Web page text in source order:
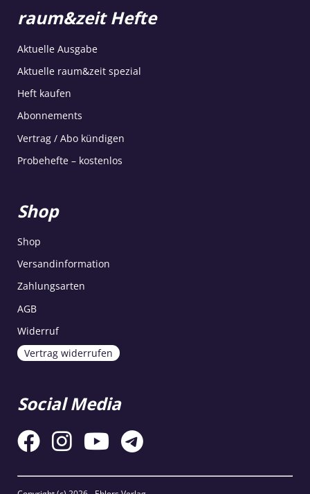
raum&zeit Hefte
Aktuelle Ausgabe
Aktuelle raum&zeit spezial
Heft kaufen
Abonnements
Vertrag / Abo kündigen
Probehefte – kostenlos
Shop
Shop
Versandinformation
Zahlungsarten
AGB
Widerruf
Vertrag widerrufen
Social Media